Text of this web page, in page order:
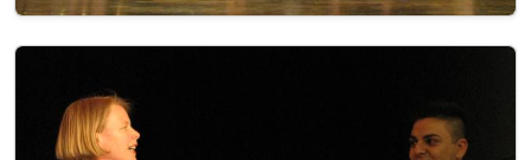
Image